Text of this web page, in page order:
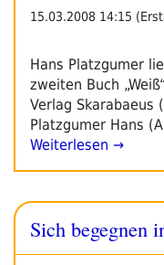
15.03.2008 14:15
Hans Platzgumer
zweiten Buch
Verlag Skarabaeus
Platzgumer Hans
Weiterlesen →
Sich begegnen